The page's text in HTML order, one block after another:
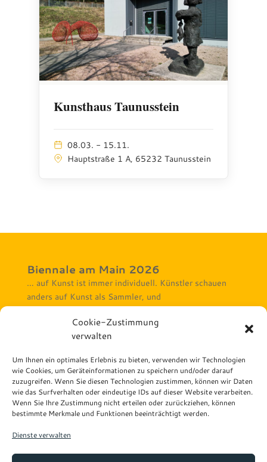
Cookie-Zustimmung
verwalten
Um Ihnen ein optimales Erlebnis zu bieten, verwenden wir Technologien
wie Cookies, um Geräteinformationen zu speichern und/oder darauf
zuzugreifen. Wenn Sie diesen Technologien zustimmen, können wir Daten
wie das Surfverhalten oder eindeutige IDs auf dieser Website verarbeiten.
Wenn Sie Ihre Zustimmung nicht erteilen oder zurückziehen, können
bestimmte Merkmale und Funktionen beeinträchtigt werden.
Dienste verwalten
Kunsthaus Taunusstein
08.03. - 15.11.
Hauptstraße 1 A, 65232 Taunusstein
Biennale am Main 2026
… auf Kunst ist immer individuell. Künstler schauen
anders auf Kunst als Sammler, und
Ausstellungsbesucher betrachten Kunst wieder anders.
Rechtliches Hinweise
Datenschutz
Veranstaltungsorte
Atelier Wäscherei Offenbach
Kunstforum Mainturm
Kunstforum Seligenstadt
Kunsthaus Taunusstein